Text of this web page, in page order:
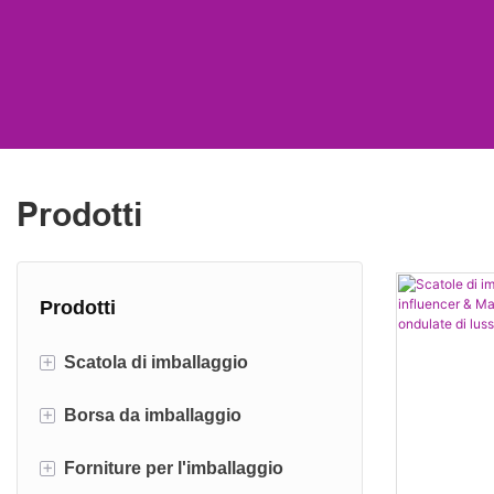
Prodotti
Prodotti
+ Scatola di imballaggio
Scatola di spedizione
Scatola del cilindro
+ Borsa da imballaggio
Busta di carta
+ Forniture per l'imballaggio